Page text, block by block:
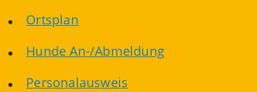
Ortsplan
Hunde An-/Abmeldung
Personalausweis